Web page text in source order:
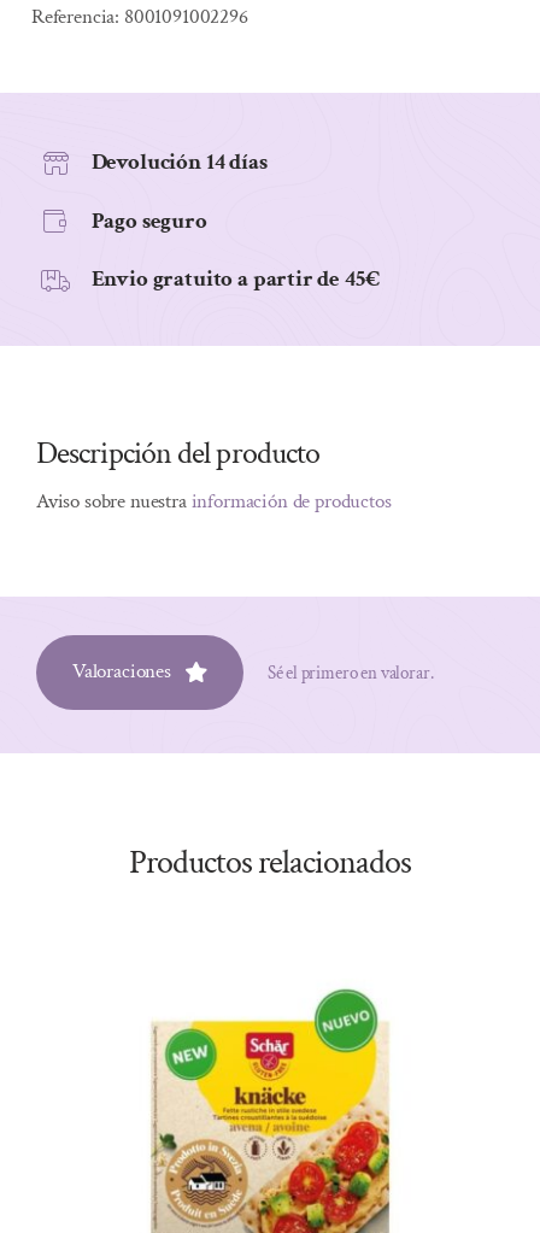
FRUTOS
200G
Referencia: 8001091002296
Devolución 14 días
Pago seguro
Envio gratuito a partir de 45€
Descripción del producto
Aviso sobre nuestrainformación de productos
Valoraciones Sé el primero en valorar.
Productos relacionados